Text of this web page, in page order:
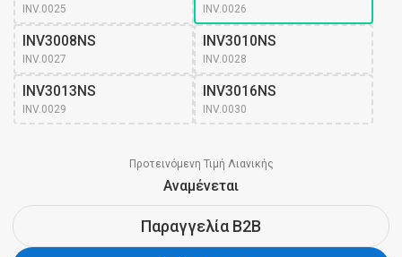
INV.0025 INV.0026
INV3008NS
INV.0027
INV3010NS
INV.0028
INV3013NS
INV.0029
INV3016NS
INV.0030
Προτεινόμενη Τιμή Λιανικής
Aναμένεται
Παραγγελία B2B